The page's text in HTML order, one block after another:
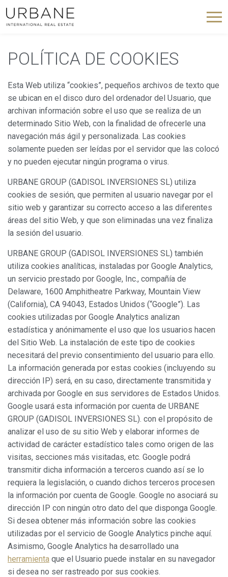
POLÍTICA DE COOKIES
Esta Web utiliza “cookies”, pequeños archivos de texto que
se ubican en el disco duro del ordenador del Usuario, que
archivan información sobre el uso que se realiza de un
determinado Sitio Web, con la finalidad de ofrecerle una
navegación más ágil y personalizada. Las cookies
solamente pueden ser leídas por el servidor que las colocó
y no pueden ejecutar ningún programa o virus.
URBANE GROUP (GADISOL INVERSIONES SL) utiliza
cookies de sesión, que permiten al usuario navegar por el
sitio web y garantizar su correcto acceso a las diferentes
áreas del sitio Web, y que son eliminadas una vez finaliza
la sesión del usuario.
URBANE GROUP (GADISOL INVERSIONES SL) también
utiliza cookies analíticas, instaladas por Google Analytics,
un servicio prestado por Google, Inc., compañía de
Delaware, 1600 Amphitheatre Parkway, Mountain View
(California), CA 94043, Estados Unidos (“Google”). Las
cookies utilizadas por Google Analytics analizan
estadística y anónimamente el uso que los usuarios hacen
del Sitio Web. La instalación de este tipo de cookies
necesitará del previo consentimiento del usuario para ello.
La información generada por estas cookies (incluyendo su
dirección IP) será, en su caso, directamente transmitida y
archivada por Google en sus servidores de Estados Unidos.
Google usará esta información por cuenta de URBANE
GROUP (GADISOL INVERSIONES SL). con el propósito de
analizar el uso de su sitio Web y elaborar informes de
actividad de carácter estadístico tales como origen de las
visitas, secciones más visitadas, etc. Google podrá
transmitir dicha información a terceros cuando así se lo
requiera la legislación, o cuando dichos terceros procesen
la información por cuenta de Google. Google no asociará su
dirección IP con ningún otro dato del que disponga Google.
Si desea obtener más información sobre las cookies
utilizadas por el servicio de Google Analytics pinche aquí.
Asimismo, Google Analytics ha desarrollado una
herramienta que el Usuario puede instalar en su navegador
si desea no ser rastreado por sus cookies.
Modificar cookies
Técnicas y funcionales
Siempre activas
Este sitio web utiliza Cookies propias para recopilar
información con la finalidad de mejorar nuestros servicios.
Si continua navegando, supone la aceptación de la
instalación de las mismas. El usuario tiene la posibilidad
de configurar su navegador pudiendo, si así lo desea,
impedir que sean instaladas en su disco duro, aunque
deberá tener en cuenta que dicha acción podrá ocasionar
dificultades de navegación de la página web.
Analíticas y personalización
Permiten realizar el seguimiento y análisis del
comportamiento de los usuarios de este sitio web. La
información recogida mediante este tipo de cookies se
utiliza en la medición de la actividad de la web para la
elaboración de perfiles de navegación de los usuarios con
el fin de introducir mejoras en función del análisis de los
datos de uso que hacen los usuarios del servicio. Permiten
guardar la información de preferencia del usuario para
mejorar la calidad de nuestros servicios y para ofrecer una
mejor experiencia a través de productos recomendados.
Marketing y publicidad
Estas cookies son utilizadas para almacenar información
sobre las preferencias y elecciones personales del usuario
a través de la observación continuada de sus hábitos de
navegación. Gracias a ellas, podemos conocer los hábitos
de navegación en el sitio web y mostrar publicidad
relacionada con el perfil de navegación del usuario.